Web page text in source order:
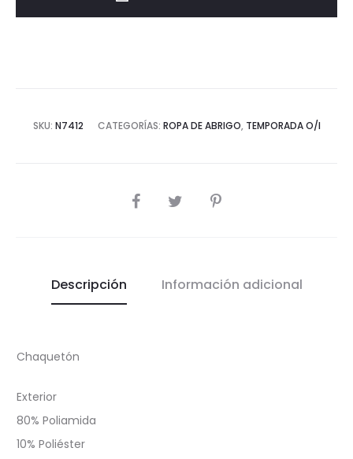
SKU: N7412 CATEGORÍAS: ROPA DE ABRIGO, TEMPORADA O/I
COMPARTIR
Descripción Información adicional
Chaquetón
Exterior
80% Poliamida
10% Poliéster